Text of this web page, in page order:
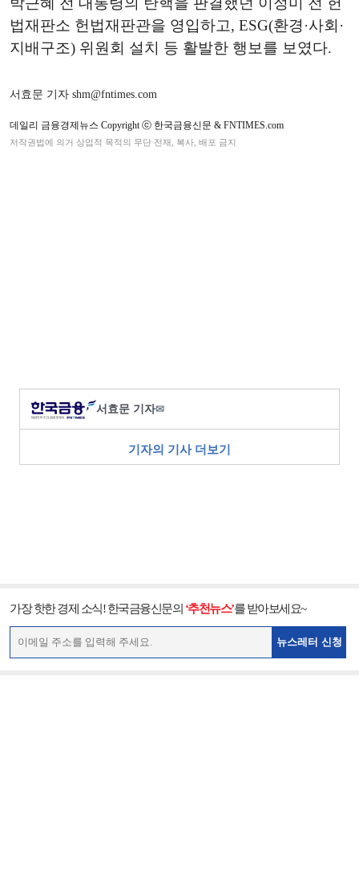
법재판소 헌법재판관을 영입하고, ESG(환경·사회·
지배구조) 위원회 설치 등 활발한 행보를 보였다.
서효문 기자 shm@fntimes.com
데일리 금융경제뉴스 Copyright ⓒ 한국금융신문 & FNTIMES.com
저작권법에 의거 상업적 목적의 무단 전재, 복사, 배포 금지
서효문 기자✉
기자의 기사 더보기
가장 핫한 경제 소식! 한국금융신문의 ‘추천뉴스’를 받아보세요~
뉴스레터 신청